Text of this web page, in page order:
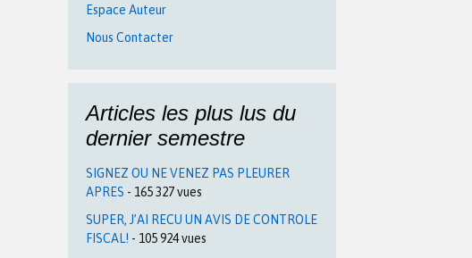
Espace Auteur
Nous Contacter
Articles les plus lus du
dernier semestre
SIGNEZ OU NE VENEZ PAS PLEURER
APRES - 165 327 vues
SUPER, J’AI RECU UN AVIS DE CONTROLE
FISCAL! - 105 924 vues